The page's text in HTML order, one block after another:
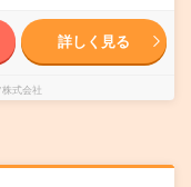
詳しく見る
式会社